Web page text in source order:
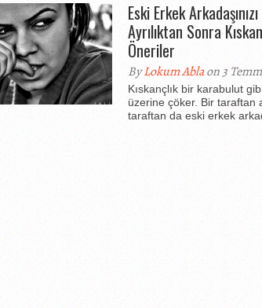
Eski Erkek
Ayrılıktan Sonra
Öneriler
ByLokum Ablaon 3
Kıskançlık bir karabulut
üzerine çöker. Bir taraftan
taraftan da eski erkek